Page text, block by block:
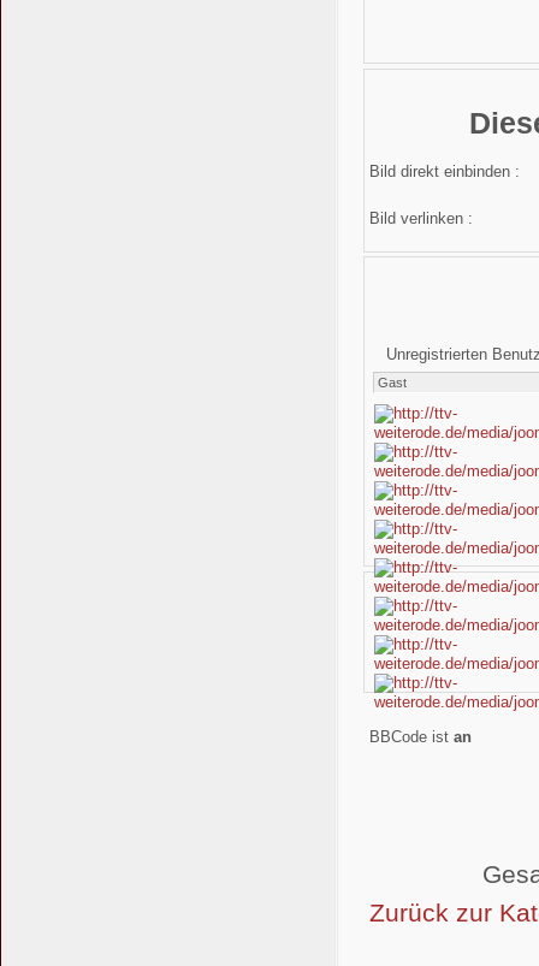
Bild direkt einbinden :
Bild verlinken :
Unregistrierten
BBCode ist an
Zurück zur